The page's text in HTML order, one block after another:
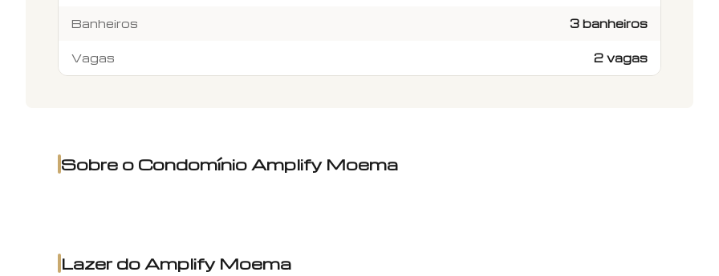
Banheiros 3 banheiros
Vagas 2 vagas
Sobre o Condomínio Amplify Moema
Lazer do Amplify Moema